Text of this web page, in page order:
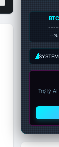
BTC
--%
Trợ lý